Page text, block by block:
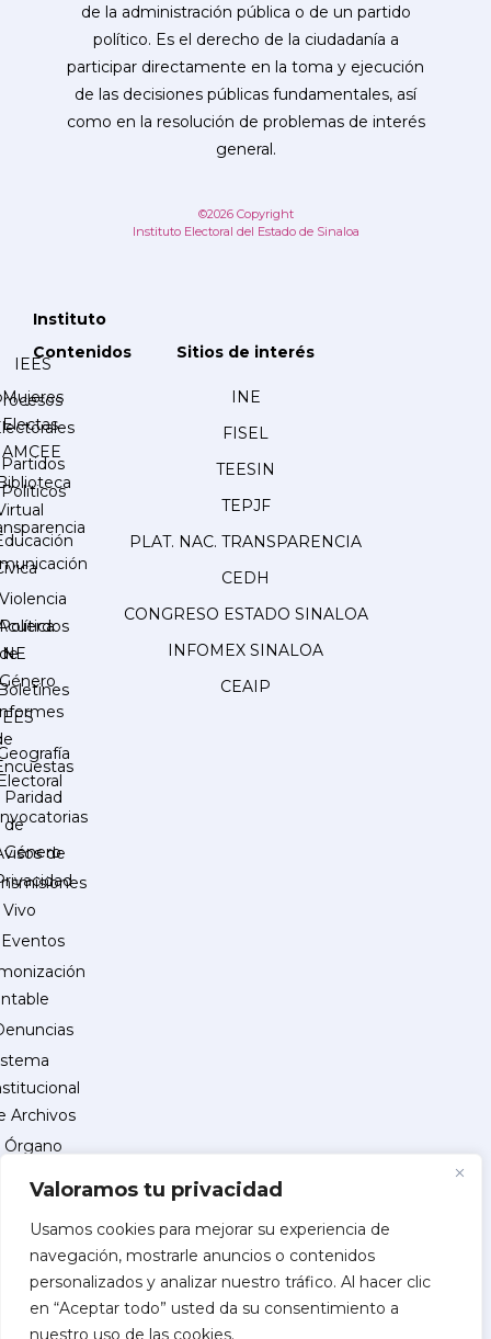
Valoramos tu privacidad
Usamos cookies para mejorar su experiencia de
navegación, mostrarle anuncios o contenidos
personalizados y analizar nuestro tráfico. Al hacer clic
en “Aceptar todo” usted da su consentimiento a
nuestro uso de las cookies.
de la administración pública o de un partido
político. Es el derecho de la ciudadanía a
participar directamente en la toma y ejecución
de las decisiones públicas fundamentales, así
como en la resolución de problemas de interés
general.
©2026 Copyright
Instituto Electoral del Estado de Sinaloa
Instituto
IEES
Partidos
Políticos
de
Contenidos
Mujeres
Electas
AMCEE
Violencia
Política
de
Género
Paridad
de
Género
Eventos
Archivos
Órgano
Control
INSCRIPCIÓN
Sitios de interés
INE
FISEL
TEESIN
TEPJF
PLAT. NAC. TRANSPARENCIA
CEDH
CONGRESO ESTADO SINALOA
INFOMEX SINALOA
CEAIP